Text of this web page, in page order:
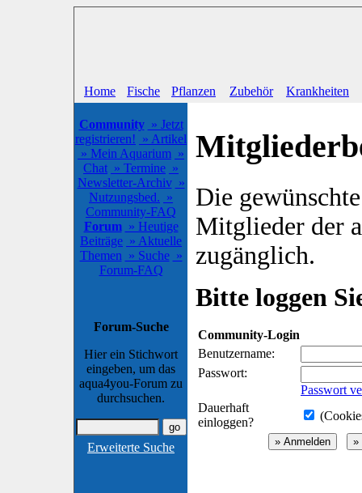
Home Fische Pflanzen Zubehör Krankheiten
Community » Jetzt
registrieren! » Artikel
» Mein Aquarium »
Chat » Termine »
Newsletter-Archiv »
Nutzungsbed. »
Community-FAQ
Forum » Heutige
Beiträge » Aktuelle
Themen » Suche »
Forum-FAQ
Forum-Suche
Hier ein Stichwort
eingeben, um das
aqua4you-Forum zu
durchsuchen.
Erweiterte Suche
Die
Mitglieder der
zugänglich.
Bitte loggen
Community-Login
Benutzername:
Passwort:
Passwort
Dauerhaft
einloggen?